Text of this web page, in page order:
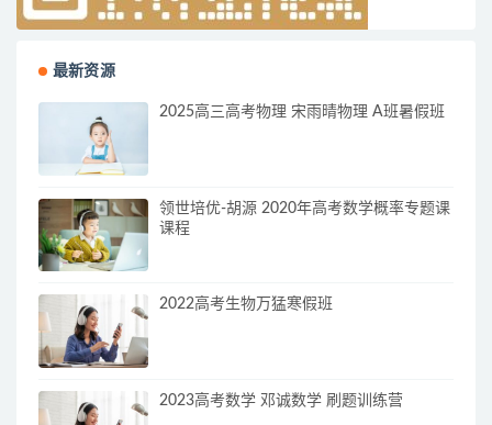
最新资源
2025高三高考物理 宋雨晴物理 A班暑假班
领世培优-胡源 2020年高考数学概率专题课
课程
2022高考生物万猛寒假班
2023高考数学 邓诚数学 刷题训练营